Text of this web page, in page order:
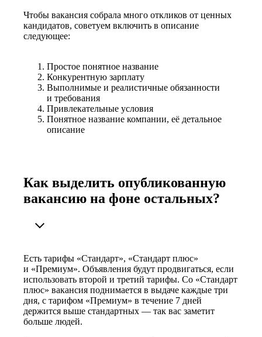
Чтобы вакансия собрала много откликов от ценных
кандидатов, советуем включить в описание
следующее:
Простое понятное название
Конкурентную зарплату
Выполнимые и реалистичные обязанности
и требования
Привлекательные условия
Понятное название компании, её детальное
описание
Как выделить опубликованную
вакансию на фоне остальных?
Есть тарифы «Стандарт», «Стандарт плюс»
и «Премиум». Объявления будут продвигаться, если
использовать второй и третий тарифы. Со «Стандарт
плюс» вакансия поднимается в выдаче каждые три
дня, с тарифом «Премиум» в течение 7 дней
держится выше стандартных — так вас заметит
больше людей.